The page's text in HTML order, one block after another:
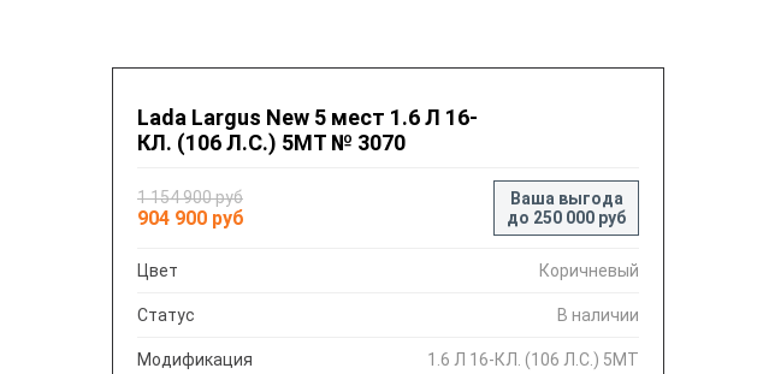
Lada Largus New 5 мест 1.6 Л 16-
КЛ. (106 Л.С.) 5МТ № 3070
1 154 900 руб
904 900 руб
Ваша выгода
до 250 000 руб
Цвет Коричневый
Статус В наличии
Модификация 1.6 Л 16-КЛ. (106 Л.С.) 5МТ